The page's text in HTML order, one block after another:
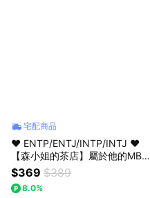
宅配商品
♥ ENTP/ENTJ/INTP/INTJ ♥
【森小姐的茶店】屬於他的MBTI
茶，懂他的味道～〔收禮人自選
風味〕
$369 $389
8.0%